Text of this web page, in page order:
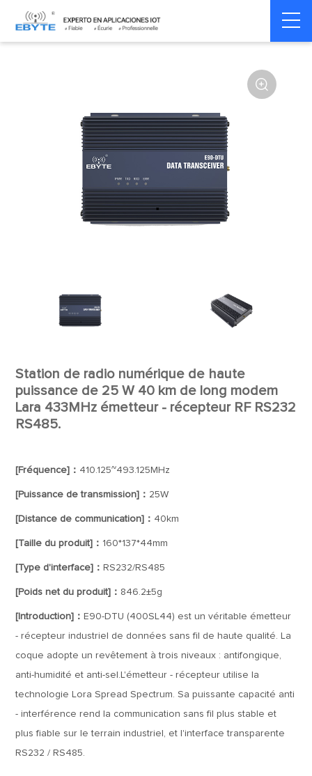
Home > Modem > Wireless modem LoRa wirelss modem

Station de radio numérique de haute
puissance de 25 W 40 km de long modem
Lara 433MHz émetteur - récepteur RF RS232
RS485.
[Fréquence]： 410.125~493.125MHz
[Puissance de transmission]： 25W
[Distance de communication]： 40km
[Taille du produit]： 160*137*44mm
[Type d'interface]： RS232/RS485
[Poids net du produit]： 846.2±5g
[Introduction]： E90-DTU (400SL44) est un véritable émetteur
- récepteur industriel de données sans fil de haute qualité. La
coque adopte un revêtement à trois niveaux : antifongique,
anti-humidité et anti-sel.L'émetteur - récepteur utilise la
technologie Lora Spread Spectrum. Sa puissante capacité anti
- interférence rend la communication sans fil plus stable et
plus fiable sur le terrain industriel, et l'interface transparente
RS232 / RS485.